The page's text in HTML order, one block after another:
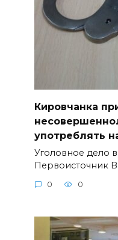
Кировчанка
употреблять
Уголовное дело
Первоисточник
0 0